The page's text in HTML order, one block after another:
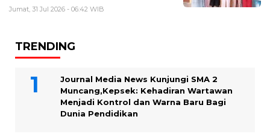
Jumat, 31 Jul 2026 - 06:42 WIB
TRENDING
Journal Media News Kunjungi SMA 2
Muncang,Kepsek: Kehadiran Wartawan
Menjadi Kontrol dan Warna Baru Bagi
Dunia Pendidikan